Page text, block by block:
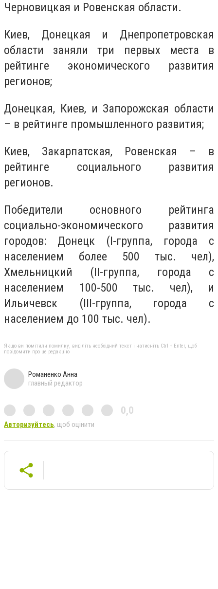
Черновицкая и Ровенская области.
Киев, Донецкая и Днепропетровская
области заняли три первых места в
рейтинге экономического развития
регионов;
Донецкая, Киев, и Запорожская области
– в рейтинге промышленного развития;
Киев, Закарпатская, Ровенская – в
рейтинге социального развития
регионов.
Победители основного рейтинга
социально-экономического развития
городов: Донецк (I-группа, города с
населением более 500 тыс. чел),
Хмельницкий (II-группа, города с
населением 100-500 тыс. чел), и
Ильичевск (III-группа, города с
населением до 100 тыс. чел).
Якщо ви помітили помилку, виділіть необхідний текст і натисніть Ctrl + Enter, щоб
повідомити про це редакцію
Романенко Анна
главный редактор
0,0
Авторизуйтесь, щоб оцінити